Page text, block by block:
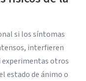
si los síntomas
interfieren
experimentas otros
estado de ánimo o